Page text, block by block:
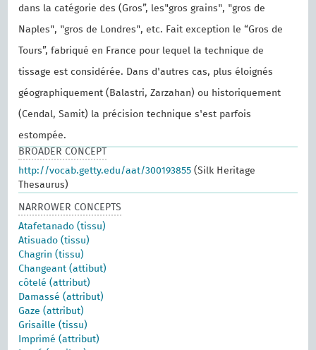
dans la catégorie des (Gros”, les"gros grains", "gros de
Naples", "gros de Londres", etc. Fait exception le “Gros de
Tours”, fabriqué en France pour lequel la technique de
tissage est considérée. Dans d'autres cas, plus éloignés
géographiquement (Balastri, Zarzahan) ou historiquement
(Cendal, Samit) la précision technique s'est parfois
estompée.
BROADER CONCEPT
http://vocab.getty.edu/aat/300193855 (Silk Heritage
Thesaurus)
NARROWER CONCEPTS
Atafetanado (tissu)
Atisuado (tissu)
Chagrin (tissu)
Changeant (attibut)
côtelé (attribut)
Damassé (attribut)
Gaze (attribut)
Grisaille (tissu)
Imprimé (attribut)